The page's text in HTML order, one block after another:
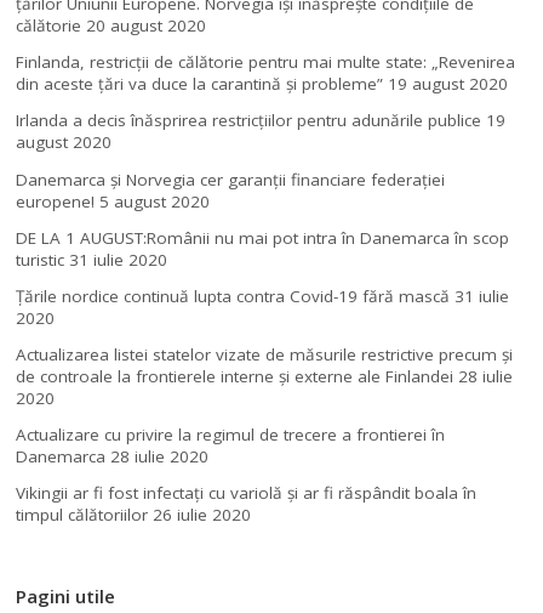
călătorie 20 august 2020
Finlanda, restricţii de călătorie pentru mai multe state: „Revenirea
din aceste ţări va duce la carantină şi probleme” 19 august 2020
Irlanda a decis înăsprirea restricțiilor pentru adunările publice 19
august 2020
Danemarca și Norvegia cer garanții financiare federației
europene! 5 august 2020
DE LA 1 AUGUST:Românii nu mai pot intra în Danemarca în scop
turistic 31 iulie 2020
Țările nordice continuă lupta contra Covid-19 fără mască 31 iulie
2020
Actualizarea listei statelor vizate de măsurile restrictive precum și
de controale la frontierele interne și externe ale Finlandei 28 iulie
2020
Actualizare cu privire la regimul de trecere a frontierei în
Danemarca 28 iulie 2020
Vikingii ar fi fost infectaţi cu variolă şi ar fi răspândit boala în
timpul călătoriilor 26 iulie 2020
Pagini utile